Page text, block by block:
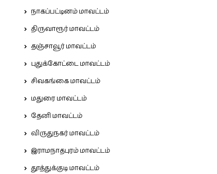
நாகப்பட்டினம் மாவட்டம்
திருவாரூர் மாவட்டம்
தஞ்சாவூர் மாவட்டம்
புதுக்கோட்டை மாவட்டம்
சிவகங்கை மாவட்டம்
மதுரை மாவட்டம்
தேனி மாவட்டம்
விருதுநகர் மாவட்டம்
இராமநாதபுரம் மாவட்டம்
தூத்துக்குடி மாவட்டம்